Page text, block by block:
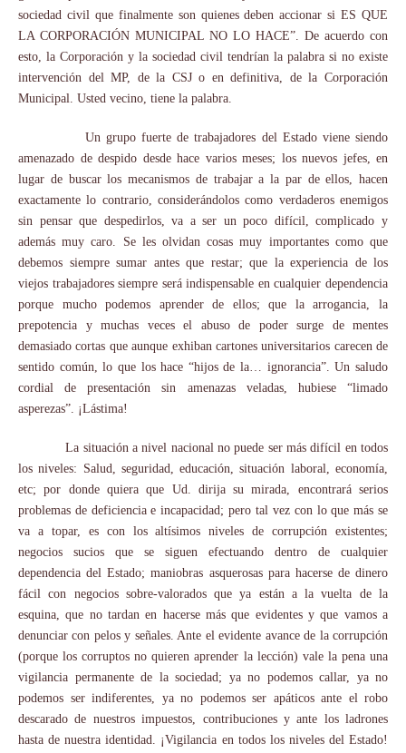
sociedad civil que finalmente son quienes deben accionar si ES QUE
LA CORPORACIÓN MUNICIPAL NO LO HACE”. De acuerdo con
esto, la Corporación y la sociedad civil tendrían la palabra si no existe
intervención del MP, de la CSJ o en definitiva, de la Corporación
Municipal. Usted vecino, tiene la palabra.
Un grupo fuerte de trabajadores del Estado viene siendo
amenazado de despido desde hace varios meses; los nuevos jefes, en
lugar de buscar los mecanismos de trabajar a la par de ellos, hacen
exactamente lo contrario, considerándolos como verdaderos enemigos
sin pensar que despedirlos, va a ser un poco difícil, complicado y
además muy caro. Se les olvidan cosas muy importantes como que
debemos siempre sumar antes que restar; que la experiencia de los
viejos trabajadores siempre será indispensable en cualquier dependencia
porque mucho podemos aprender de ellos; que la arrogancia, la
prepotencia y muchas veces el abuso de poder surge de mentes
demasiado cortas que aunque exhiban cartones universitarios carecen de
sentido común, lo que los hace “hijos de la… ignorancia”. Un saludo
cordial de presentación sin amenazas veladas, hubiese “limado
asperezas”. ¡Lástima!
La situación a nivel nacional no puede ser más difícil en todos
los niveles: Salud, seguridad, educación, situación laboral, economía,
etc; por donde quiera que Ud. dirija su mirada, encontrará serios
problemas de deficiencia e incapacidad; pero tal vez con lo que más se
va a topar, es con los altísimos niveles de corrupción existentes;
negocios sucios que se siguen efectuando dentro de cualquier
dependencia del Estado; maniobras asquerosas para hacerse de dinero
fácil con negocios sobre-valorados que ya están a la vuelta de la
esquina, que no tardan en hacerse más que evidentes y que vamos a
denunciar con pelos y señales. Ante el evidente avance de la corrupción
(porque los corruptos no quieren aprender la lección) vale la pena una
vigilancia permanente de la sociedad; ya no podemos callar, ya no
podemos ser indiferentes, ya no podemos ser apáticos ante el robo
descarado de nuestros impuestos, contribuciones y ante los ladrones
hasta de nuestra identidad. ¡Vigilancia en todos los niveles del Estado!